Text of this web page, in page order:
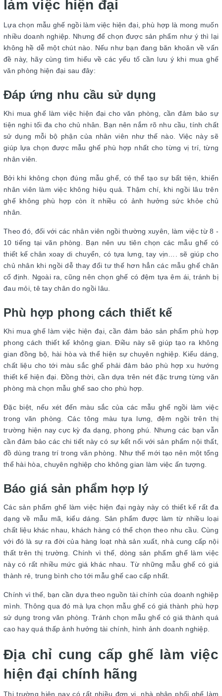
làm việc hiện đại
Lựa chọn mẫu ghế ngồi làm việc hiện đại, phù hợp là mong muốn
nhiều doanh nghiệp. Nhưng để chọn được sản phẩm như ý thì lại
không hề dễ một chút nào. Nếu như bạn đang băn khoăn về vấn
đề này, hãy cùng tìm hiểu về các yếu tố cần lưu ý khi mua ghế
văn phòng hiện đại sau đây:
Đáp ứng nhu cầu sử dụng
Khi mua ghế làm việc hiện đại cho văn phòng, cần đảm bảo sự
tiện nghi tối đa cho chủ nhân. Bạn nên nắm rõ nhu cầu, tính chất
sử dụng mỗi bộ phận của nhân viên như thế nào. Việc này sẽ
giúp lựa chọn được mẫu ghế phù hợp nhất cho từng vị trí, từng
nhân viên.
Bởi khi không chọn đúng mẫu ghế, có thể tạo sự bất tiện, khiến
nhân viên làm việc không hiệu quả. Thậm chí, khi ngồi lâu trên
ghế không phù hợp còn ít nhiều có ảnh hưởng sức khỏe chủ
nhân.
Theo đó, đối với các nhân viên ngồi thường xuyên, làm việc từ 8 -
10 tiếng tại văn phòng. Bạn nên ưu tiên chọn các mẫu ghế có
thiết kế chân xoay di chuyển, có tựa lưng, tay vịn…. sẽ giúp cho
chủ nhân khi ngồi dễ thay đổi tư thế hơn hẳn các mẫu ghế chân
cố định. Ngoài ra, cũng nên chọn ghế có đệm tựa êm ái, tránh bị
đau mỏi, tê tay chân do ngồi lâu.
Phù hợp phong cách thiết kế
Khi mua ghế làm việc hiện đại, cần đảm bảo sản phẩm phù hợp
phong cách thiết kế không gian. Điều này sẽ giúp tạo ra không
gian đồng bộ, hài hòa và thể hiện sự chuyên nghiệp. Kiểu dáng,
chất liệu cho tới màu sắc ghế phải đảm bảo phù hợp xu hướng
thiết kế hiện đại. Đồng thời, cần dựa trên nét đặc trưng từng văn
phòng mà chọn mẫu ghế sao cho phù hợp.
Đặc biệt, nếu xét đến màu sắc của các mẫu ghế ngồi làm việc
trong văn phòng. Các tông màu tựa lưng, đệm ngồi trên thị
trường hiện nay cực kỳ đa dạng, phong phú. Nhưng các bạn vẫn
cần đảm bảo các chi tiết này có sự kết nối với sản phẩm nội thất,
đồ dùng trang trí trong văn phòng. Như thế mới tạo nên một tổng
thể hài hòa, chuyên nghiệp cho không gian làm việc ấn tượng.
Báo giá sản phẩm hợp lý
Các sản phẩm ghế làm việc hiện đại ngày này có thiết kế rất đa
dạng về mẫu mã, kiểu dáng. Sản phẩm được làm từ nhiều loại
chất liệu khác nhau, khách hàng có thể chọn theo nhu cầu. Cùng
với đó là sự ra đời của hàng loạt nhà sản xuất, nhà cung cấp nội
thất trên thị trường. Chính vì thế, dòng sản phẩm ghế làm việc
này có rất nhiều mức giá khác nhau. Từ những mẫu ghế có giá
thành rẻ, trung bình cho tới mẫu ghế cao cấp nhất.
Chính vì thế, bạn cần dựa theo nguồn tài chính của doanh nghiệp
mình. Thông qua đó mà lựa chọn mẫu ghế có giá thành phù hợp
sử dụng trong văn phòng. Tránh chọn mẫu ghế có giá thành quá
cao hay quá thấp ảnh hưởng tài chính, hình ảnh doanh nghiệp.
Địa chỉ cung cấp ghế làm việc
hiện đại chính hãng
Thị trường hiện nay có rất nhiều đơn vị, nhà phân phối ghế làm